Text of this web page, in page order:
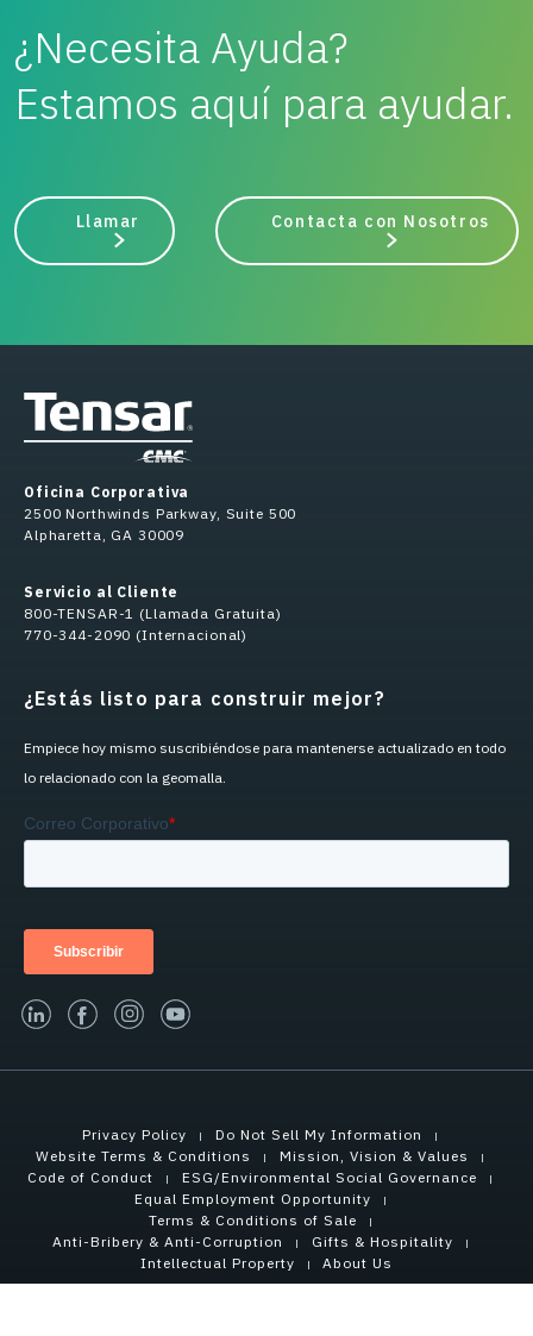
¿Necesita Ayuda?
Estamos aquí para ayudar.
Llamar Contacta con Nosotros
Oficina Corporativa
2500 Northwinds Parkway, Suite 500
Alpharetta, GA 30009
Servicio al Cliente
800-TENSAR-1 (Llamada Gratuita)
770-344-2090 (Internacional)
¿Estás listo para construir mejor?
Empiece hoy mismo suscribiéndose para mantenerse actualizado en todo
lo relacionado con la geomalla.
linked-infacebook
instagram
youtube
Privacy Policy
Do Not Sell My Information
Website Terms & Conditions
Mission, Vision & Values
Code of Conduct
ESG/Environmental Social Governance
Equal Employment Opportunity
Terms & Conditions of Sale
Anti-Bribery & Anti-Corruption
Gifts & Hospitality
Intellectual Property
About Us